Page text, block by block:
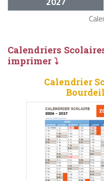
Calendriers
imprimer ⤵
Calendrier